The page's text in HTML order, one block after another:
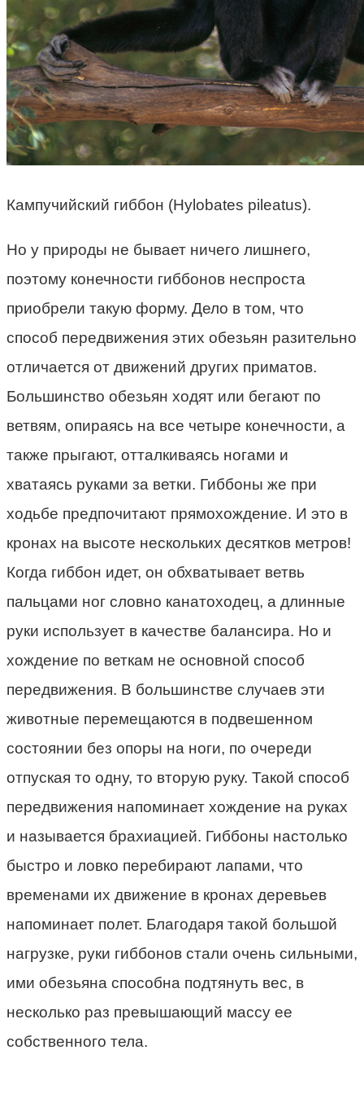
Кампучийский гиббон (Hylobates pileatus).
Но у природы не бывает ничего лишнего,
поэтому конечности гиббонов неспроста
приобрели такую форму. Дело в том, что
способ передвижения этих обезьян разительно
отличается от движений других приматов.
Большинство обезьян ходят или бегают по
ветвям, опираясь на все четыре конечности, а
также прыгают, отталкиваясь ногами и
хватаясь руками за ветки. Гиббоны же при
ходьбе предпочитают прямохождение. И это в
кронах на высоте нескольких десятков метров!
Когда гиббон идет, он обхватывает ветвь
пальцами ног словно канатоходец, а длинные
руки использует в качестве балансира. Но и
хождение по веткам не основной способ
передвижения. В большинстве случаев эти
животные перемещаются в подвешенном
состоянии без опоры на ноги, по очереди
отпуская то одну, то вторую руку. Такой способ
передвижения напоминает хождение на руках
и называется брахиацией. Гиббоны настолько
быстро и ловко перебирают лапами, что
временами их движение в кронах деревьев
напоминает полет. Благодаря такой большой
нагрузке, руки гиббонов стали очень сильными,
ими обезьяна способна подтянуть вес, в
несколько раз превышающий массу ее
собственного тела.